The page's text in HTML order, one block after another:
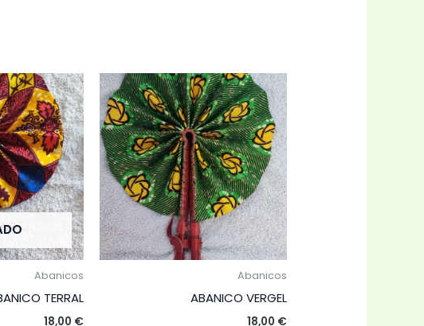
Abanicos
TERRAL
18,00 €
Abanicos
ABANICO VERGEL
18,00 €